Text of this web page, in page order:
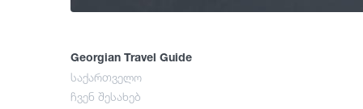
Georgian Travel Guide
საქართველო
ჩვენ შესახებ